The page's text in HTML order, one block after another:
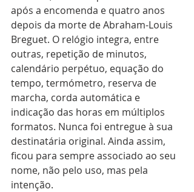
após a encomenda e quatro anos
depois da morte de Abraham-Louis
Breguet. O relógio integra, entre
outras, repetição de minutos,
calendário perpétuo, equação do
tempo, termómetro, reserva de
marcha, corda automática e
indicação das horas em múltiplos
formatos. Nunca foi entregue à sua
destinatária original. Ainda assim,
ficou para sempre associado ao seu
nome, não pelo uso, mas pela
intenção.